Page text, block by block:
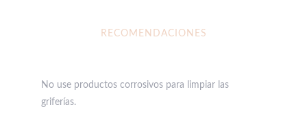
RECOMENDACIONES
No use productos corrosivos para limpiar las
griferías.